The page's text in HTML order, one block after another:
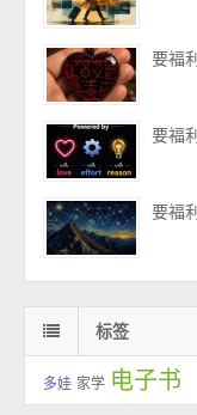
要福
要福
要福
标签
多娃 家学 电子书